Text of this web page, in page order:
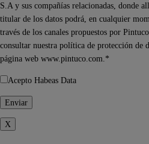
S.A y sus compañías relacionadas, donde
titular de los datos podrá, en cualquier
través de los canales propuestos por
consultar nuestra política de protección de
página web www.pintuco.com.*
Acepto Habeas Data
X